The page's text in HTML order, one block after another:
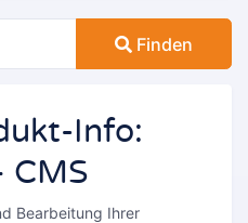
Finden
Info:
CMS
Bearbeitung Ihrer